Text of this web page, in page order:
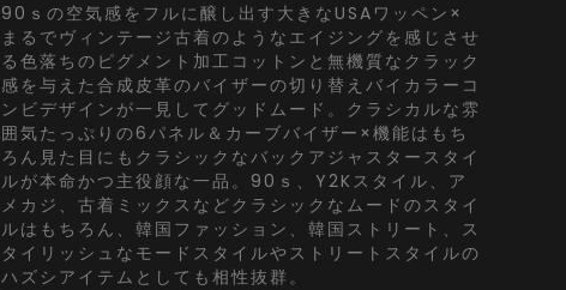
90ｓの空気感をフルに醸し出す大きなUSAワッペン×
まるでヴィンテージ古着のようなエイジングを感じさせ
る色落ちのピグメント加工コットンと無機質なクラック
感を与えた合成皮革のバイザーの切り替えバイカラーコ
ンビデザインが一見してグッドムード。クラシカルな雰
囲気たっぷりの6パネル＆カーブバイザー×機能はもち
ろん見た目にもクラシックなバックアジャスタースタイ
ルが本命かつ主役顔な一品。90ｓ、Y2Kスタイル、ア
メカジ、古着ミックスなどクラシックなムードのスタイ
ルはもちろん、韓国ファッション、韓国ストリート、ス
タイリッシュなモードスタイルやストリートスタイルの
ハズシアイテムとしても相性抜群。